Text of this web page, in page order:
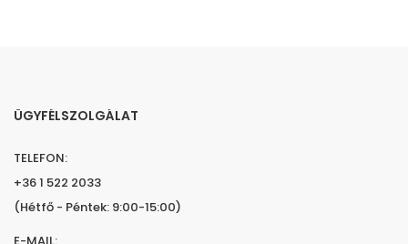
ÜGYFÉLSZOLGÁLAT
TELEFON:
+36 1 522 2033
(Hétfő - Péntek: 9:00-15:00)